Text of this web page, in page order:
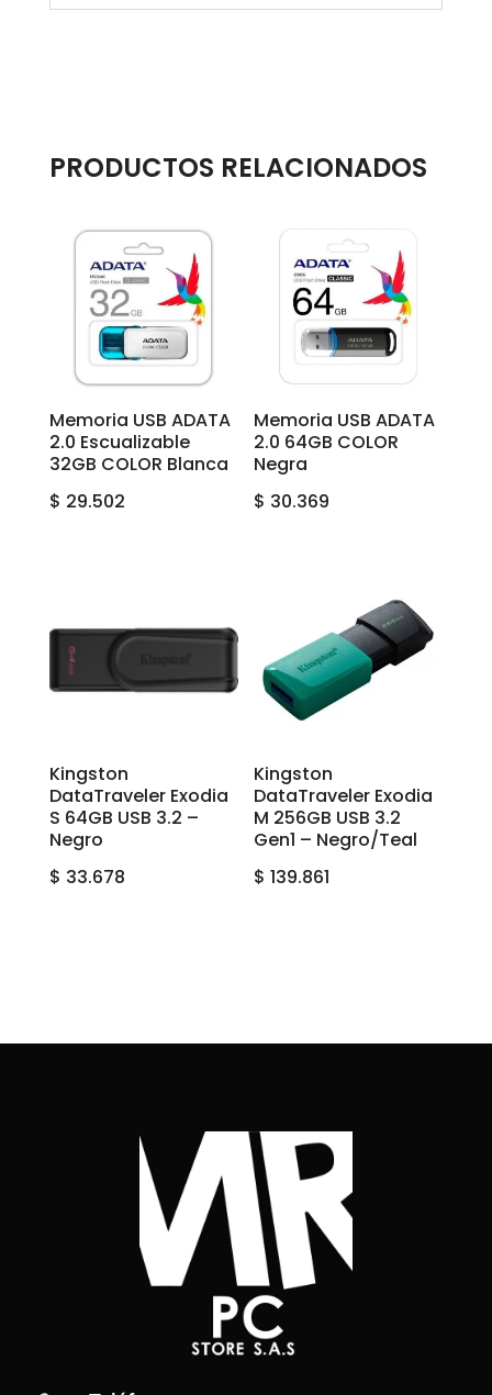
PRODUCTOS RELACIONADOS
Memoria USB ADATA
2.0 Escualizable
32GB COLOR Blanca
$ 29.502
Memoria USB ADATA
2.0 64GB COLOR
Negra
$ 30.369
Kingston
DataTraveler Exodia
S 64GB USB 3.2 –
Negro
$ 33.678
Kingston
DataTraveler Exodia
M 256GB USB 3.2
Gen1 – Negro/Teal
$ 139.861